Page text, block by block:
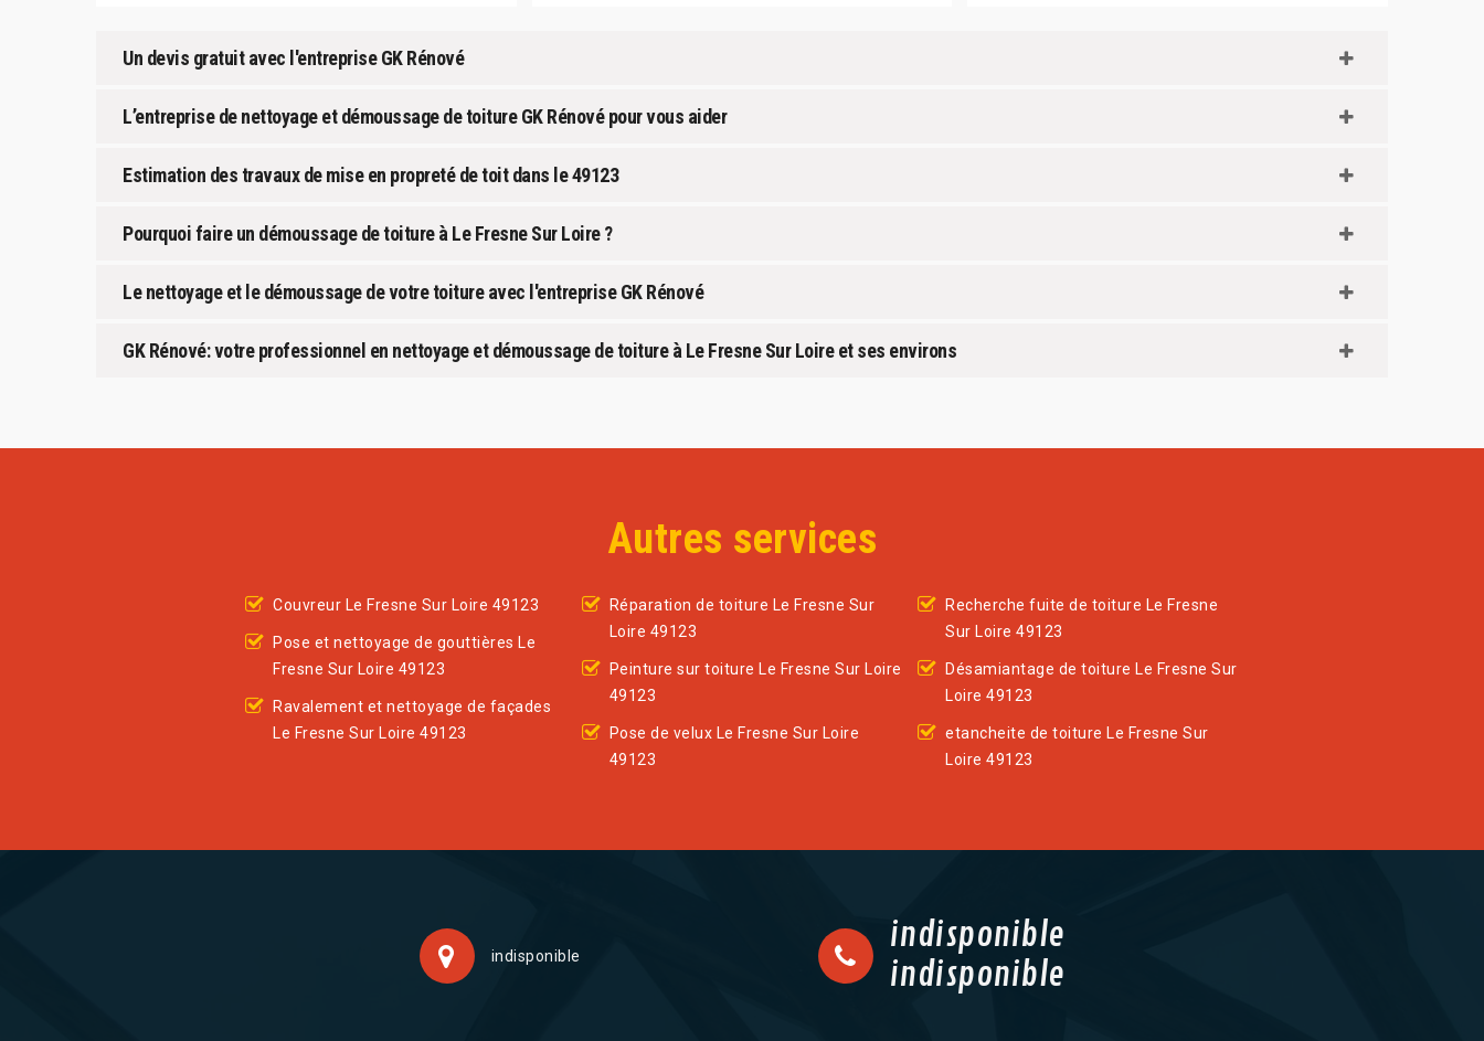
Un devis gratuit avec l'entreprise GK Rénové
L’entreprise de nettoyage et démoussage de toiture GK Rénové pour vous aider
Estimation des travaux de mise en propreté de toit dans le 49123
Pourquoi faire un démoussage de toiture à Le Fresne Sur Loire ?
Le nettoyage et le démoussage de votre toiture avec l'entreprise GK Rénové
GK Rénové: votre professionnel en nettoyage et démoussage de toiture à Le Fresne Sur Loire et ses environs
Autres services
Couvreur Le Fresne Sur Loire 49123
Pose et nettoyage de gouttières Le
Fresne Sur Loire 49123
Ravalement et nettoyage de façades
Le Fresne Sur Loire 49123
Réparation de toiture Le Fresne Sur
Loire 49123
Peinture sur toiture Le Fresne Sur Loire
49123
Pose de velux Le Fresne Sur Loire
49123
Recherche fuite de toiture Le Fresne
Sur Loire 49123
Désamiantage de toiture Le Fresne Sur
Loire 49123
etancheite de toiture Le Fresne Sur
Loire 49123
indisponible
indisponible
indisponible